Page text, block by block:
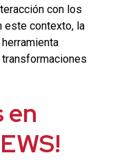
con los
este contexto, la
en